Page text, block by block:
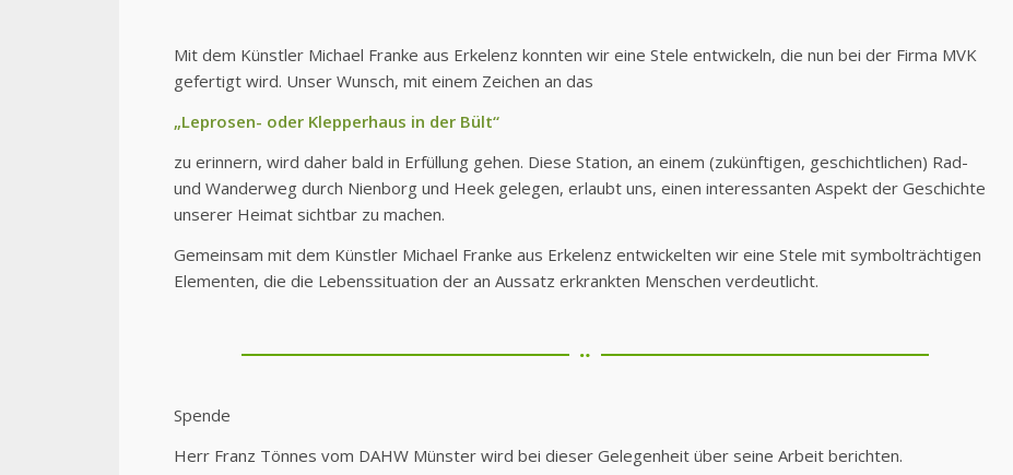
Mit dem Künstler Michael Franke aus Erkelenz konnten wir eine Stele entwickeln, die nun bei der Firma MVK
gefertigt wird. Unser Wunsch, mit einem Zeichen an das
„Leprosen- oder Klepperhaus in der Bült“
zu erinnern, wird daher bald in Erfüllung gehen. Diese Station, an einem (zukünftigen, geschichtlichen) Rad-
und Wanderweg durch Nienborg und Heek gelegen, erlaubt uns, einen interessanten Aspekt der Geschichte
unserer Heimat sichtbar zu machen.
Gemeinsam mit dem Künstler Michael Franke aus Erkelenz entwickelten wir eine Stele mit symbolträchtigen
Elementen, die die Lebenssituation der an Aussatz erkrankten Menschen verdeutlicht.
Spende
Herr Franz Tönnes vom DAHW Münster wird bei dieser Gelegenheit über seine Arbeit berichten.